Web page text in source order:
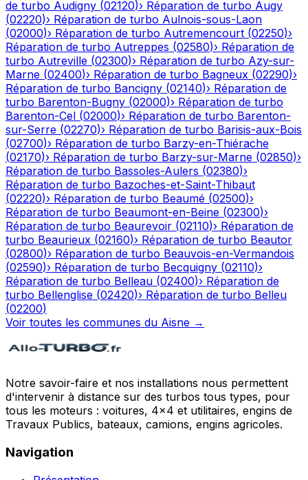
de turbo Audigny (02120)› Réparation de turbo Augy
(02220)› Réparation de turbo Aulnois-sous-Laon
(02000)› Réparation de turbo Autremencourt (02250)›
Réparation de turbo Autreppes (02580)› Réparation de
turbo Autreville (02300)› Réparation de turbo Azy-sur-
Marne (02400)› Réparation de turbo Bagneux (02290)›
Réparation de turbo Bancigny (02140)› Réparation de
turbo Barenton-Bugny (02000)› Réparation de turbo
Barenton-Cel (02000)› Réparation de turbo Barenton-
sur-Serre (02270)› Réparation de turbo Barisis-aux-Bois
(02700)› Réparation de turbo Barzy-en-Thiérache
(02170)› Réparation de turbo Barzy-sur-Marne (02850)›
Réparation de turbo Bassoles-Aulers (02380)›
Réparation de turbo Bazoches-et-Saint-Thibaut
(02220)› Réparation de turbo Beaumé (02500)›
Réparation de turbo Beaumont-en-Beine (02300)›
Réparation de turbo Beaurevoir (02110)› Réparation de
turbo Beaurieux (02160)› Réparation de turbo Beautor
(02800)› Réparation de turbo Beauvois-en-Vermandois
(02590)› Réparation de turbo Becquigny (02110)›
Réparation de turbo Belleau (02400)› Réparation de
turbo Bellenglise (02420)› Réparation de turbo Belleu
(02200)
Voir toutes les communes du Aisne →
Notre savoir-faire et nos installations nous permettent
d'intervenir à distance sur des turbos tous types, pour
tous les moteurs : voitures, 4x4 et utilitaires, engins de
Travaux Publics, bateaux, camions, engins agricoles.
Navigation